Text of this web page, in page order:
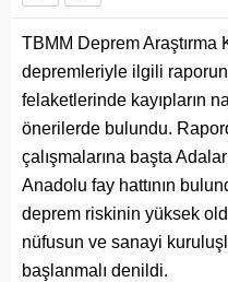
TBMM Deprem Araştırma
depremleriyle ilgili
felaketlerinde kayıpların
önerilerde bulundu.
çalışmalarına başta
Anadolu fay hattının
deprem riskinin yüksek
nüfusun ve sanayi
başlanmalı denildi.